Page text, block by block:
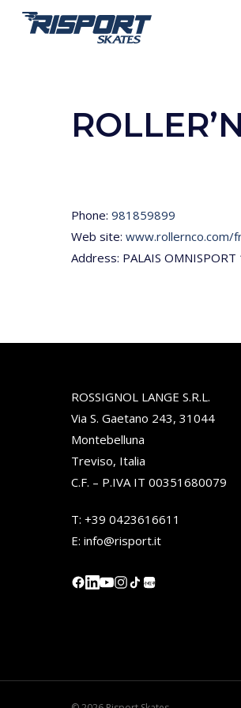
Phone: 981859899
Web site: www.rollernco.com/
Address: PALAIS OMNISPORT
ROSSIGNOL LANGE S.R.L.
Via S. Gaetano 243, 31044
Montebelluna
Treviso, Italia
C.F. – P.IVA IT 00351680079
T: +39 0423616611
E: info@risport.it
小红书